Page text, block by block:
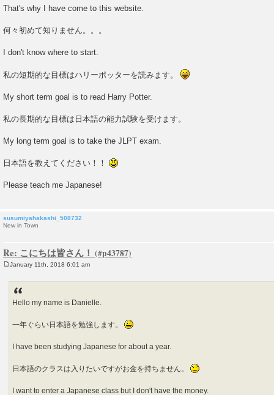
That's why I have come to this website.
何々初めて知りません。。。
I don't know where to start.
私の短期的な目標はハリーポッターを読みます。
My short term goal is to read Harry Potter.
私の長期的な目標は日本語の能力試験を受けます。
My long term goal is to take the JLPT exam.
日本語を教えてください！！
Please teach me Japanese!
susumiyahakashi_508732
New in Town
Re: こにちは皆さん！
January 11th, 2018 6:01 am
Hello my name is Danielle.
一年ぐらい日本語を勉強します。
I have been studying Japanese for about a year.
日本語のクラスは入りたいですがお金を持ちません。
I want to enter a Japanese class but I don't have the money.